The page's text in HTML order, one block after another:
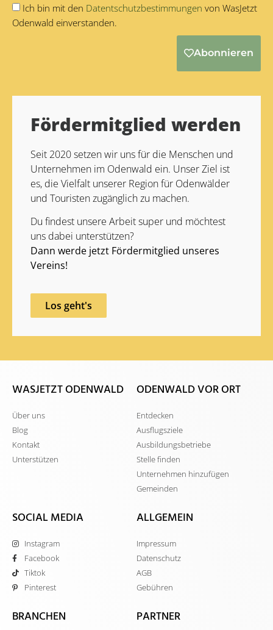
Ich bin mit den Datentschutzbestimmungen von WasJetzt
Odenwald einverstanden.
Abonnieren
Fördermitglied werden
Seit 2020 setzen wir uns für die Menschen und
Unternehmen im Odenwald ein. Unser Ziel ist
es, die Vielfalt unserer Region für Odenwälder
und Touristen zugänglich zu machen.
Du findest unsere Arbeit super und möchtest
uns dabei unterstützen?
Dann werde jetzt Fördermitglied unseres
Vereins!
Los geht's
WASJETZT ODENWALD
Über uns
Blog
Kontakt
Unterstützen
ODENWALD VOR ORT
Entdecken
Ausflugsziele
Ausbildungsbetriebe
Stelle finden
Unternehmen hinzufügen
Gemeinden
SOCIAL MEDIA
Instagram
Facebook
Tiktok
Pinterest
ALLGEMEIN
Impressum
Datenschutz
AGB
Gebühren
BRANCHEN PARTNER